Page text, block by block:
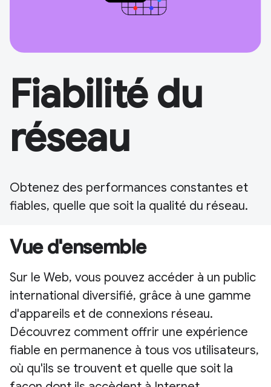
Fiabilité du
réseau
Obtenez des performances constantes et
fiables, quelle que soit la qualité du réseau.
Vue d'ensemble
Sur le Web, vous pouvez accéder à un public
international diversifié, grâce à une gamme
d'appareils et de connexions réseau.
Découvrez comment offrir une expérience
fiable en permanence à tous vos utilisateurs,
où qu'ils se trouvent et quelle que soit la